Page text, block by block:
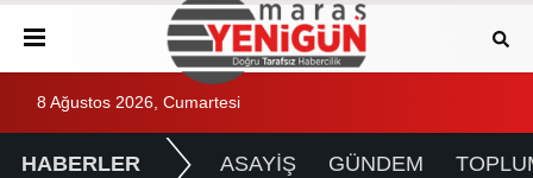
8 Ağustos 2026, Cumartesi
HABERLER ASAYİŞ GÜNDEM